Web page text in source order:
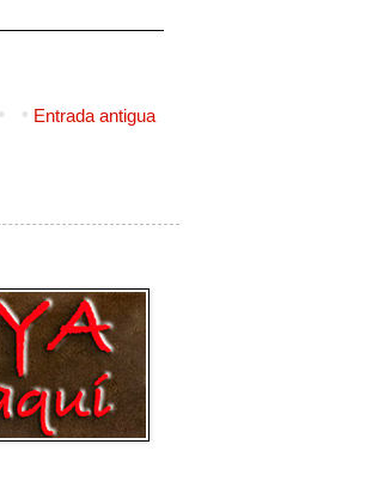
Entrada antigua